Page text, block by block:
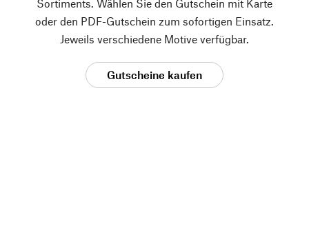
Sortiments. Wählen Sie den Gutschein mit Karte
oder den PDF-Gutschein zum sofortigen Einsatz.
Jeweils verschiedene Motive verfügbar.
Gutscheine kaufen